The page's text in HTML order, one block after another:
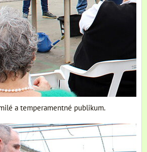
a temperamentné publikum.